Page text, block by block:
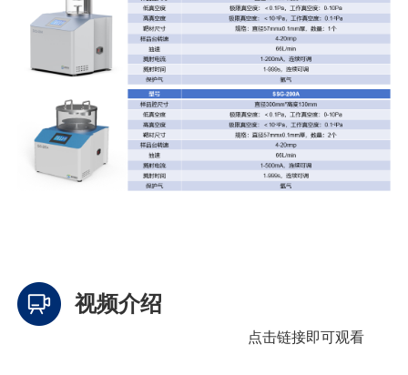
视频介绍
点击链接即可观看